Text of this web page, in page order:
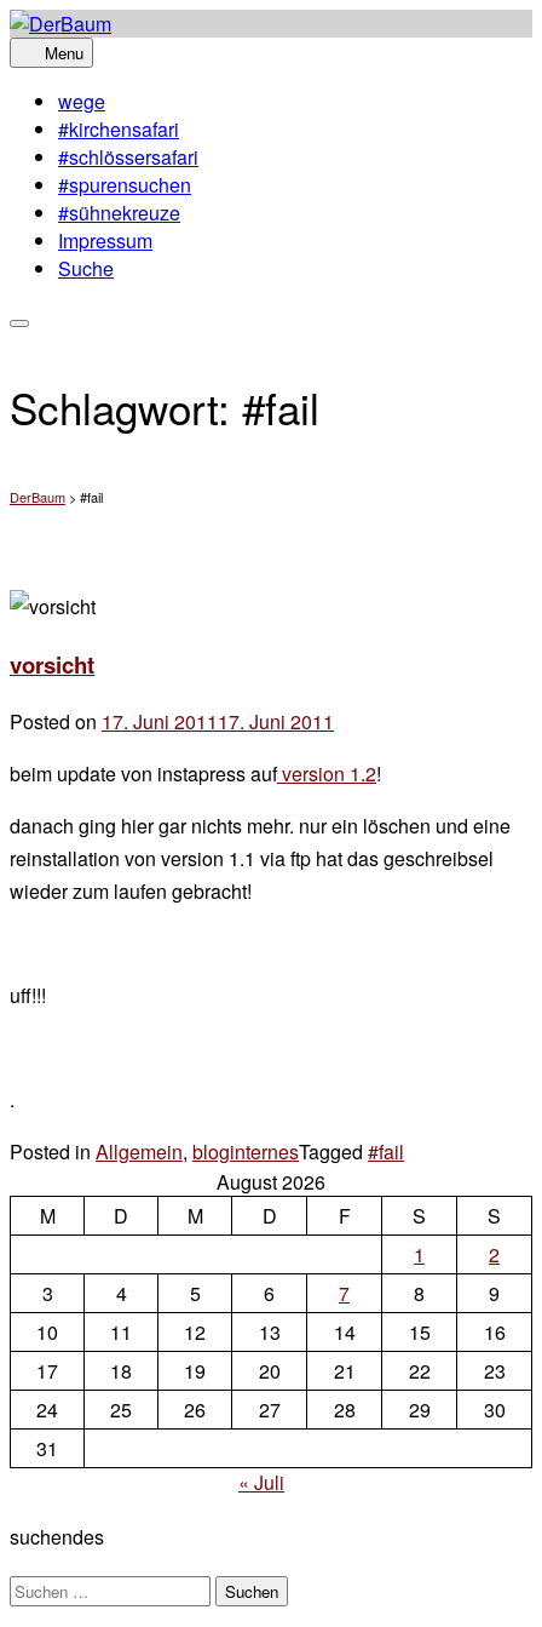
Skip
to
Menu
wege
#kirchensafari
#schlössersafari
#spurensuchen
#sühnekreuze
Impressum
Suche
Schlagwort: #fail
DerBaum > #fail
vorsicht
Posted on 17. Juni 201117. Juni 2011
chef
beim update von instapress aufversion 1.2!
danach ging hier gar nichts mehr. nur ein löschen und eine
reinstallation von version 1.1 via ftp hat das geschreibsel
wieder zum laufen gebracht!
uff!!!
.
Posted in Allgemein, bloginternesTagged #fail
vorsicht
August 2026
M
D M D F S
S
1
2
3
4 5 6 7 8
9
10
11 12 13 14 15
16
17
18 19 20 21 22
23
24
25 26 27 28 29
30
31
« Juli
suchendes
Suchen